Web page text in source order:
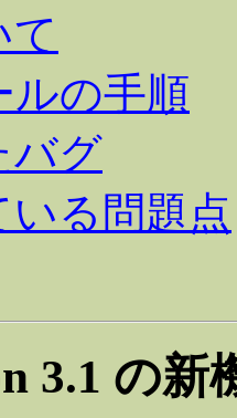
て
ルの手順
バグ
る問題点
3.1 の新